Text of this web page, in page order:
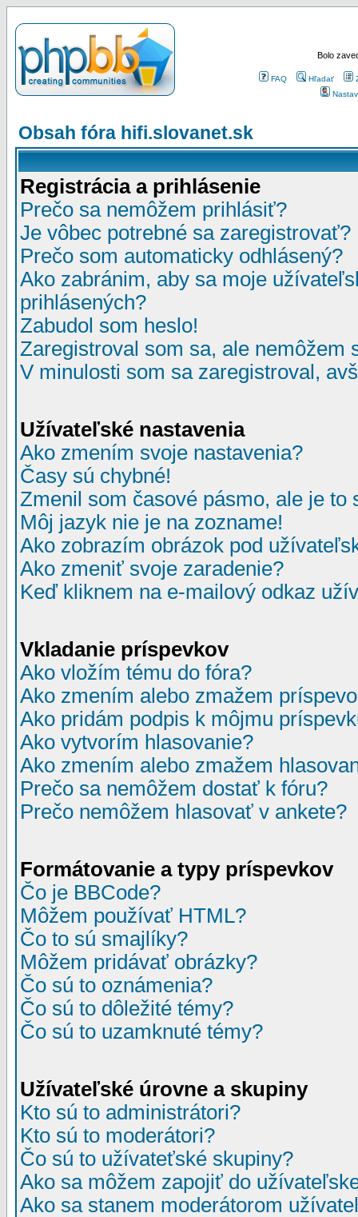
Bolo
FAQ Hľadať
Obsah fóra hifi.slovanet.sk
Registrácia a prihlásenie
Prečo sa nemôžem prihlásiť?
Je vôbec potrebné sa zaregistrovať?
Prečo som automaticky odhlásený?
Ako zabránim, aby sa moje
prihlásených?
Zabudol som heslo!
Zaregistroval som sa, ale nemôžem
V minulosti som sa zaregistroval,
Užívateľské nastavenia
Ako zmením svoje nastavenia?
Časy sú chybné!
Zmenil som časové pásmo, ale je to
Môj jazyk nie je na zozname!
Ako zobrazím obrázok pod
Ako zmeniť svoje zaradenie?
Keď kliknem na e-mailový odkaz
Vkladanie príspevkov
Ako vložím tému do fóra?
Ako zmením alebo zmažem
Ako pridám podpis k môjmu
Ako vytvorím hlasovanie?
Ako zmením alebo zmažem
Prečo sa nemôžem dostať k fóru?
Prečo nemôžem hlasovať v ankete?
Formátovanie a typy príspevkov
Čo je BBCode?
Môžem používať HTML?
Čo to sú smajlíky?
Môžem pridávať obrázky?
Čo sú to oznámenia?
Čo sú to dôležité témy?
Čo sú to uzamknuté témy?
Užívateľské úrovne a skupiny
Kto sú to administrátori?
Kto sú to moderátori?
Čo sú to užívateťské skupiny?
Ako sa môžem zapojiť do
Ako sa stanem moderátorom